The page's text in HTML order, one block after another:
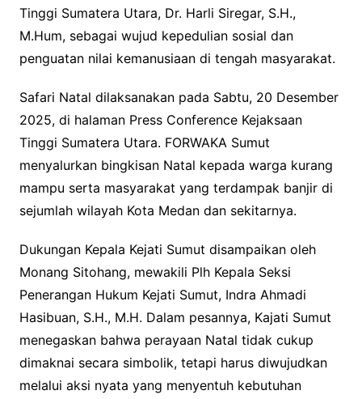
Tinggi Sumatera Utara, Dr. Harli Siregar, S.H.,
M.Hum, sebagai wujud kepedulian sosial dan
penguatan nilai kemanusiaan di tengah masyarakat.
Safari Natal dilaksanakan pada Sabtu, 20 Desember
2025, di halaman Press Conference Kejaksaan
Tinggi Sumatera Utara. FORWAKA Sumut
menyalurkan bingkisan Natal kepada warga kurang
mampu serta masyarakat yang terdampak banjir di
sejumlah wilayah Kota Medan dan sekitarnya.
Dukungan Kepala Kejati Sumut disampaikan oleh
Monang Sitohang, mewakili Plh Kepala Seksi
Penerangan Hukum Kejati Sumut, Indra Ahmadi
Hasibuan, S.H., M.H. Dalam pesannya, Kajati Sumut
menegaskan bahwa perayaan Natal tidak cukup
dimaknai secara simbolik, tetapi harus diwujudkan
melalui aksi nyata yang menyentuh kebutuhan